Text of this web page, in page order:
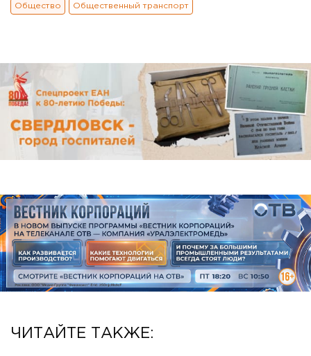
Общество Общественный транспорт
ЧИТАЙТЕ ТАКЖЕ: